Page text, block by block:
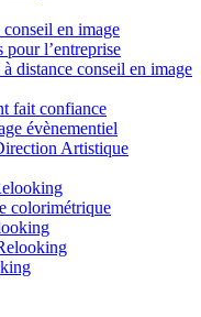
en image
pour l’entreprise
distance conseil en image
fait confiance
évènementiel
Artistique
colorimétrique